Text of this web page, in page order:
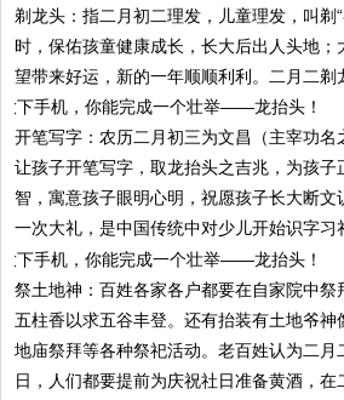
剃龙头：指二月初二理发，儿童理发，叫剃
时，保佑孩童健康成长，长大后出人头地
望带来好运，新的一年顺顺利利。二月二剃
开笔写字：农历二月初三为文昌（主宰功名
让孩子开笔写字，取龙抬头之吉兆，为孩子
智，寓意孩子眼明心明，祝愿孩子长大断
一次大礼，是中国传统中对少儿开始识字习
祭土地神：百姓各家各户都要在自家院中祭
五柱香以求五谷丰登。还有抬装有土地爷神
地庙祭拜等各种祭祀活动。老百姓认为二月
日，人们都要提前为庆祝社日准备黄酒，在